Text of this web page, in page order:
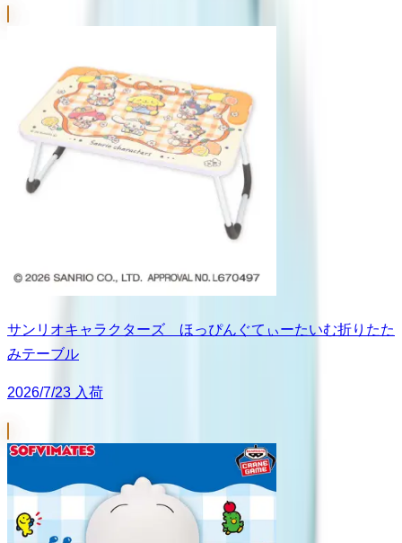
サンリオキャラクターズ ほっぴんぐてぃーたいむ折りたた
みテーブル
2026/7/23 入荷